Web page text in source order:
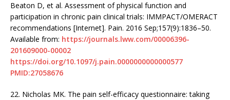
Beaton D, et al. Assessment of physical function and
participation in chronic pain clinical trials: IMMPACT/OMERACT
recommendations [Internet]. Pain. 2016 Sep;157(9):1836–50.
Available from: https://journals.lww.com/00006396-
201609000-00002
https://doi.org/10.1097/j.pain.0000000000000577
PMID:27058676
22. Nicholas MK. The pain self-efficacy questionnaire: taking